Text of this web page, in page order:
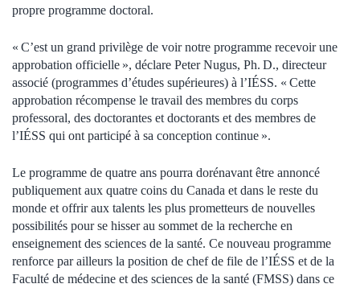
propre programme doctoral.
« C’est un grand privilège de voir notre programme recevoir une
approbation officielle », déclare Peter Nugus, Ph. D., directeur
associé (programmes d’études supérieures) à l’IÉSS. « Cette
approbation récompense le travail des membres du corps
professoral, des doctorantes et doctorants et des membres de
l’IÉSS qui ont participé à sa conception continue ».
Le programme de quatre ans pourra dorénavant être annoncé
publiquement aux quatre coins du Canada et dans le reste du
monde et offrir aux talents les plus prometteurs de nouvelles
possibilités pour se hisser au sommet de la recherche en
enseignement des sciences de la santé. Ce nouveau programme
renforce par ailleurs la position de chef de file de l’IÉSS et de la
Faculté de médecine et des sciences de la santé (FMSS) dans ce